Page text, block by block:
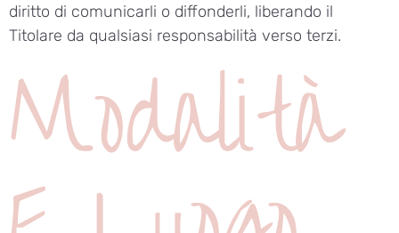
diritto di comunicarli o diffonderli, liberando il
Titolare da qualsiasi responsabilità verso terzi.
Modalità